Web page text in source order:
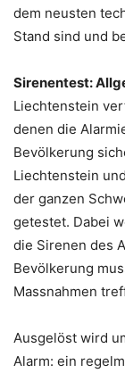
dem neusten
Stand sind und
Sirenentest:
Liechtenstein
denen die
Bevölkerung
Liechtenstein
der ganzen
getestet. Dabei
die Sirenen des
Bevölkerung
Massnahmen
Ausgelöst wird
Alarm: ein